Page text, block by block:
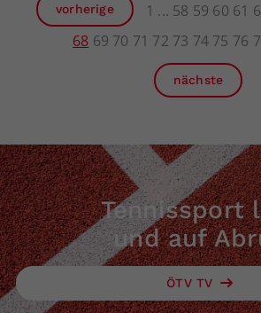
vorherige 1 58 59 60 61
68 69 70 71 72 73 74 75 76
nächste
Tennissport
und auf
ÖTV TV